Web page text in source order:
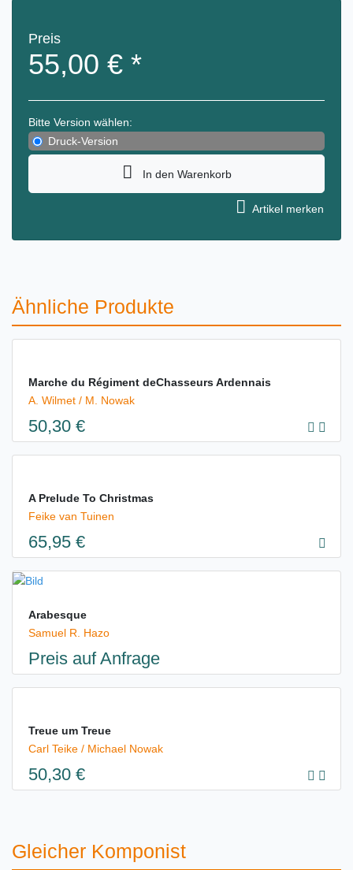
Preis
55,00 € *
Bitte Version wählen:
Druck-Version
In den Warenkorb
Artikel merken
Ähnliche Produkte
Marche du Régiment deChasseurs Ardennais
A. Wilmet / M. Nowak
50,30 €
A Prelude To Christmas
Feike van Tuinen
65,95 €
Arabesque
Samuel R. Hazo
Preis auf Anfrage
Treue um Treue
Carl Teike / Michael Nowak
50,30 €
Gleicher Komponist